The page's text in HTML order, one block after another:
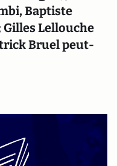
Baptiste
Lellouche
Bruel peut-